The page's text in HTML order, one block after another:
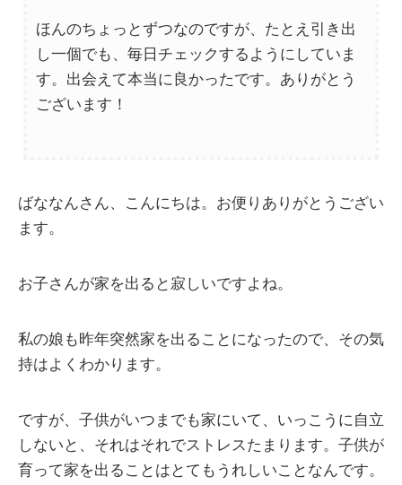
ほんのちょっとずつなのですが、たとえ引き出
し一個でも、毎日チェックするようにしていま
す。出会えて本当に良かったです。ありがとう
ございます！
ばななんさん、こんにちは。お便りありがとうござい
ます。
お子さんが家を出ると寂しいですよね。
私の娘も昨年突然家を出ることになったので、その気
持はよくわかります。
ですが、子供がいつまでも家にいて、いっこうに自立
しないと、それはそれでストレスたまります。子供が
育って家を出ることはとてもうれしいことなんです。